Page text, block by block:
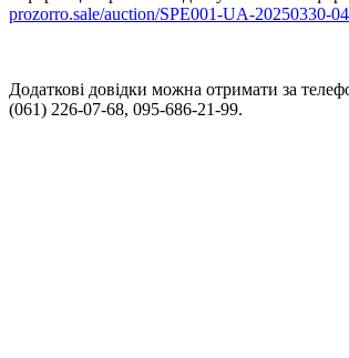
prozorro.sale/auction/SPE001-UA-20250330-
Додаткові довідки можна отримати за
(061) 226-07-68, 095-686-21-99.